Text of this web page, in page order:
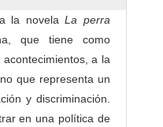
la novelaLa perra
que tiene como
a la
que representa un
y discriminación.
en una política de